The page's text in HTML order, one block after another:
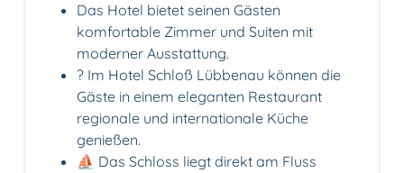
Das Hotel bietet seinen Gästen
komfortable Zimmer und Suiten mit
moderner Ausstattung.
?️ Im Hotel Schloß Lübbenau können die
Gäste in einem eleganten Restaurant
regionale und internationale Küche
genießen.
⛵ Das Schloss liegt direkt am Fluss